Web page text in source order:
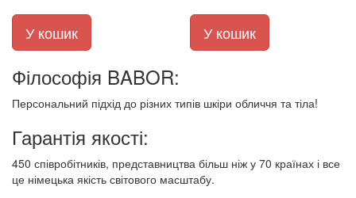
У кошик У кошик
Філософія BABOR:
Персональний підхід до різних типів шкіри обличчя та тіла!
Гарантія якості:
450 співробітників, представництва більш ніж у 70 країнах і все
це німецька якість світового масштабу.